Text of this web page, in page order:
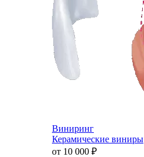
Виниринг
Керамические виниры
от 10 000 ₽